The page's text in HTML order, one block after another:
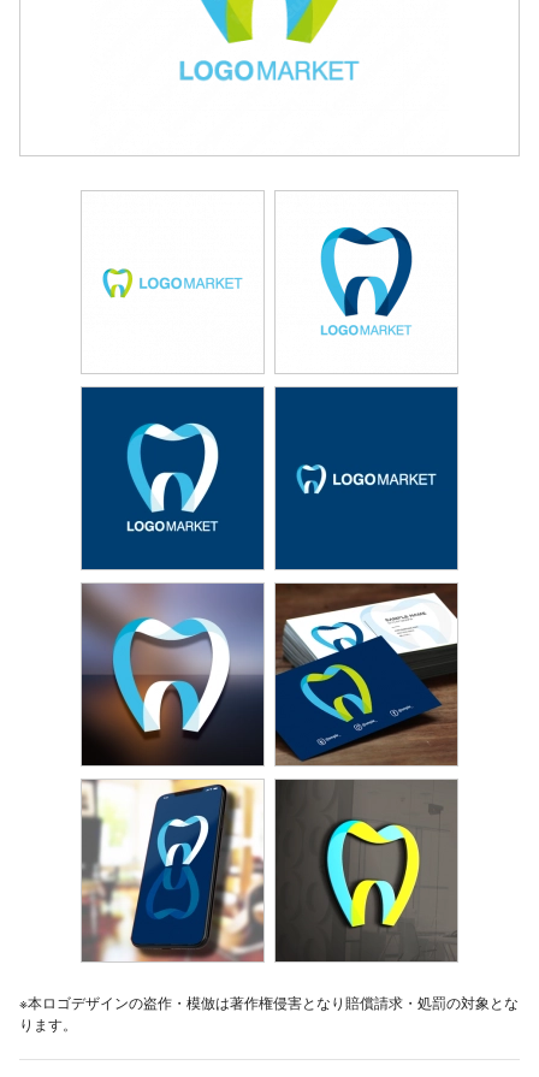
※本ロゴデザインの盗作・模倣は著作権侵害となり賠償請求・処罰の対象とな
ります。